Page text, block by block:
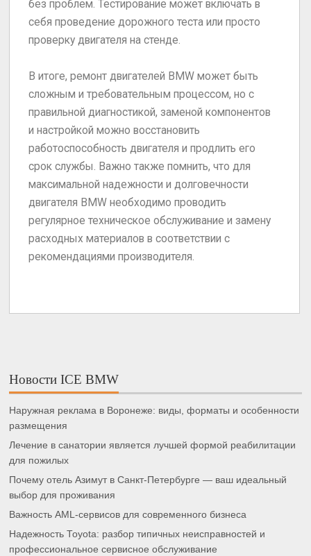
без проблем. Тестирование может включать в
себя проведение дорожного теста или просто
проверку двигателя на стенде.
В итоге, ремонт двигателей BMW может быть
сложным и требовательным процессом, но с
правильной диагностикой, заменой компонентов
и настройкой можно восстановить
работоспособность двигателя и продлить его
срок службы. Важно также помнить, что для
максимальной надежности и долговечности
двигателя BMW необходимо проводить
регулярное техническое обслуживание и замену
расходных материалов в соответствии с
рекомендациями производителя.
Новости ICE BMW
Наружная реклама в Воронеже: виды, форматы и особенности
размещения
Лечение в санатории является лучшей формой реабилитации
для пожилых
Почему отель Азимут в Санкт-Петербурге — ваш идеальный
выбор для проживания
Важность AML-сервисов для современного бизнеса
Надежность Toyota: разбор типичных неисправностей и
профессиональное сервисное обслуживание